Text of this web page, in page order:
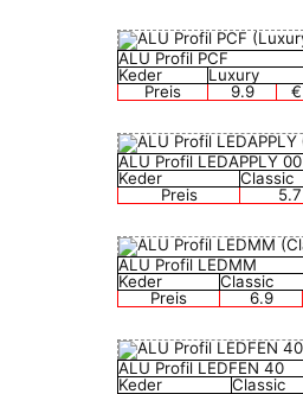
ALU Profil PCF
Keder
Luxury
Preis
9.9 €
ALU Profil LEDAPPLY 00
Keder
Classic
Preis
5.7
ALU Profil LEDMM
Keder
Classic
Preis
6.9
ALU Profil LEDFEN 40
Keder
Classic